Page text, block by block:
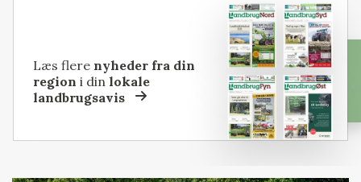
Læs flere nyheder fra din
region i dinlokale
landbrugsavis